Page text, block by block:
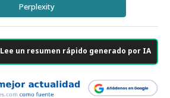
Perplexity
Lee un resumen rápido generado por IA